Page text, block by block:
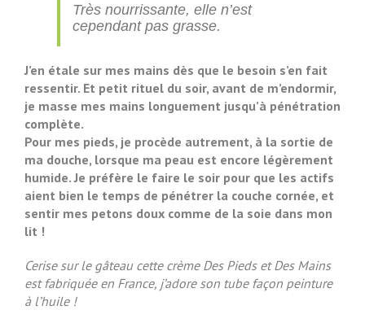
Très nourrissante, elle n’est
cependant pas grasse.
J’en étale sur mes mains dès que le besoin s’en fait
ressentir. Et petit rituel du soir, avant de m’endormir,
je masse mes mains longuement jusqu’à pénétration
complète.
Pour mes pieds, je procède autrement, à la sortie de
ma douche, lorsque ma peau est encore légèrement
humide. Je préfère le faire le soir pour que les actifs
aient bien le temps de pénétrer la couche cornée, et
sentir mes petons doux comme de la soie dans mon
lit !
Cerise sur le gâteau cette crème Des Pieds et Des Mains
est fabriquée en France, j’adore son tube façon peinture
à l’huile !